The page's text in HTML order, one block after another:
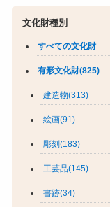
文化財種別
すべての文化財
有形文化財(825)
建造物(313)
絵画(91)
彫刻(183)
工芸品(145)
書跡(34)